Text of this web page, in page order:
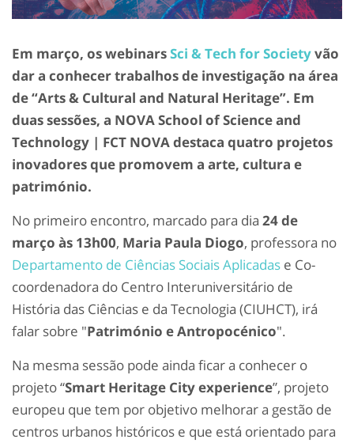
Em março, os webinarsSci & Tech for Societyvão
dar a conhecer trabalhos de investigação na área
de “Arts & Cultural and Natural Heritage”. Em
duas sessões, a NOVA School of Science and
Technology | FCT NOVA destaca quatro projetos
inovadores que promovem a arte, cultura e
património.
No primeiro encontro, marcado para dia 24 de
março às 13h00, Maria Paula Diogo, professora no
Departamento de Ciências Sociais Aplicadas e Co-
coordenadora do Centro Interuniversitário de
História das Ciências e da Tecnologia (CIUHCT), irá
falar sobre "Património e Antropocénico".
Na mesma sessão pode ainda ficar a conhecer o
projeto “Smart Heritage City experience”, projeto
europeu que tem por objetivo melhorar a gestão de
centros urbanos históricos e que está orientado para